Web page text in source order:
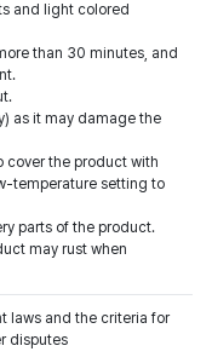
and light colored
than 30 minutes, and
as it may damage the
cover the product with
temperature setting to
parts of the product.
may rust when
laws and the criteria for
disputes